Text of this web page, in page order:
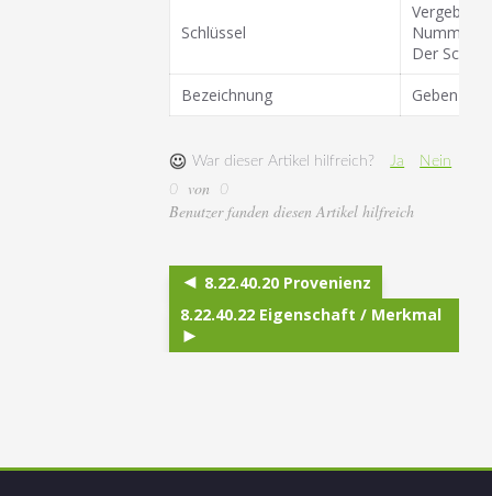
Schlüssel
Vergeben
Nummer
Der
Bezeichnung
Geben Sie
War dieser Artikel hilfreich? Ja
Nein
0
von 0
Benutzer fanden diesen Artikel hilfreich
8.22.40.20 Provenienz
8.22.40.22 Eigenschaft / Merkmal